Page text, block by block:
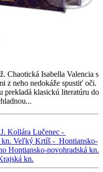
Chaotická Isabella Valencia s
z neho nedokáže spustiť oči.
prekladá klasickú literatúru do
Kollára Lučenec -
Veľký Krtíš - Hontiansko-
Hontiansko-novohradská kn.
kn.